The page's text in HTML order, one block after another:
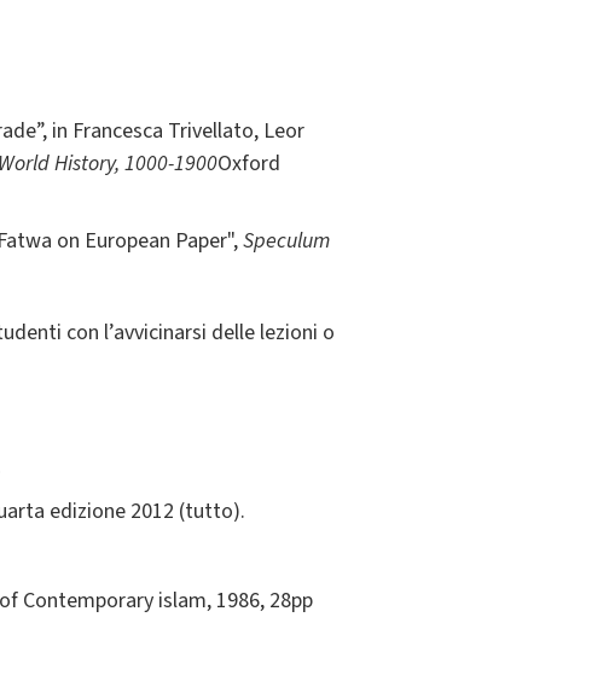
in Francesca Trivellato, Leor
History, 1000-1900Oxford
on European Paper",Speculum
con l’avvicinarsi delle lezioni o
edizione 2012 (tutto).
Contemporary islam, 1986, 28pp